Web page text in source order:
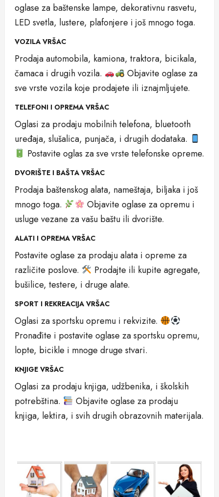
oglase za baštenske lampe, dekorativnu rasvetu,
LED svetla, lustere, plafonjere i još mnogo toga.
VOZILA VRŠAC
Prodaja automobila, kamiona, traktora, bicikala,
čamaca i drugih vozila.
Objavite oglase za
sve vrste vozila koje prodajete ili iznajmljujete.
TELEFONI I OPREMA VRŠAC
Oglasi za prodaju mobilnih telefona, bluetooth
uređaja, slušalica, punjača, i drugih dodataka.
Postavite oglas za sve vrste telefonske opreme.
DVORIŠTE I BAŠTA VRŠAC
Prodaja baštenskog alata, nameštaja, biljaka i još
mnogo toga.
Objavite oglase za opremu i
usluge vezane za vašu baštu ili dvorište.
ALATI I OPREMA VRŠAC
Postavite oglase za prodaju alata i opreme za
različite poslove.
Prodajte ili kupite agregate,
bušilice, testere, i druge alate.
SPORT I REKREACIJA VRŠAC
Oglasi za sportsku opremu i rekvizite.
Pronađite i postavite oglase za sportsku opremu,
lopte, bicikle i mnoge druge stvari.
KNJIGE VRŠAC
Oglasi za prodaju knjiga, udžbenika, i školskih
potrebština.
Objavite oglase za prodaju
knjiga, lektira, i svih drugih obrazovnih materijala.